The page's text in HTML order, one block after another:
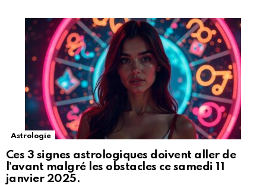
Astrologie
Ces 3 signes astrologiques doivent aller de
l’avant malgré les obstacles ce samedi 11
janvier 2025.